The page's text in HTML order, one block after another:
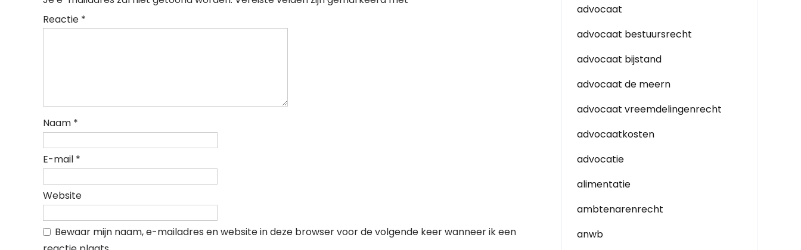
Reactie *
Naam *
E-mail *
Website
Bewaar mijn naam, e-mailadres en website in deze browser voor de volgende keer wanneer ik een
advocaat
advocaat bestuursrecht
advocaat bijstand
advocaat de meern
advocaat vreemdelingenrecht
advocaatkosten
advocatie
alimentatie
ambtenarenrecht
anwb